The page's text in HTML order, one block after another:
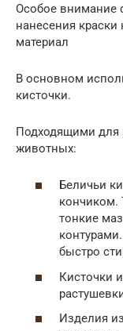
Особое внимание
нанесения
материал
В основном
кисточки.
Подходящими для
животных:
Беличьи
кончиком.
тонкие
быстро
Кисточки
Изделия